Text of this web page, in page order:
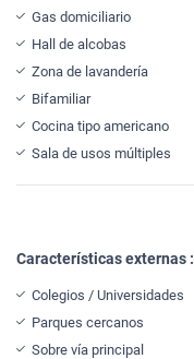
Gas domiciliario
Hall de alcobas
Zona de lavandería
Bifamiliar
Cocina tipo americano
Sala de usos múltiples
Características externas :
Colegios / Universidades
Parques cercanos
Sobre vía principal